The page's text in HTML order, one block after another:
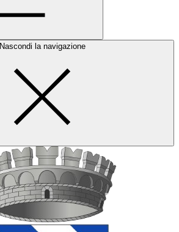
Nascondi la navigazione